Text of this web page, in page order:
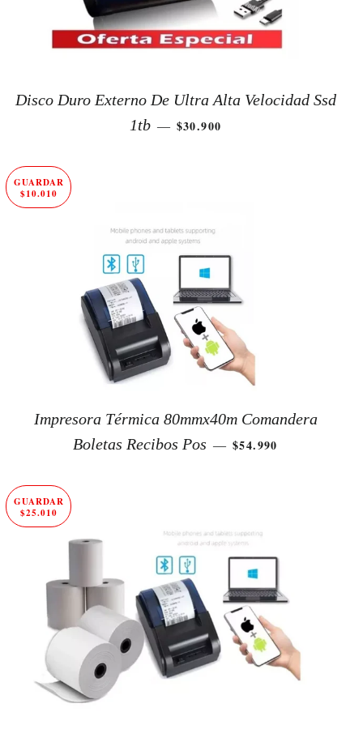
Disco Duro Externo De Ultra Alta Velocidad Ssd
1tb — PRECIO DE OFERTA
$30.900
GUARDAR
$10.010
Impresora Térmica 80mmx40m Comandera
Boletas Recibos Pos — PRECIO DE OFERTA
$54.990
GUARDAR
$25.010